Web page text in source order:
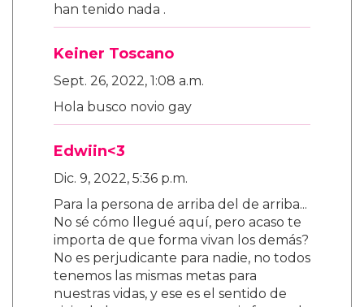
han tenido nada .
Keiner Toscano
Sept. 26, 2022, 1:08 a.m.
Hola busco novio gay
Edwiin<3
Dic. 9, 2022, 5:36 p.m.
Para la persona de arriba del de arriba...
No sé cómo llegué aquí, pero acaso te
importa de que forma vivan los demás?
No es perjudicante para nadie, no todos
tenemos las mismas metas para
nuestras vidas, y ese es el sentido de